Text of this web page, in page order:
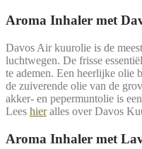
Aroma Inhaler met
Davos Air kuurolie is de
luchtwegen. De frisse
te ademen. Een heerlijke olie
de zuiverende olie van de
akker- en pepermuntolie is
Lees hieralles over Davos
Aroma Inhaler met